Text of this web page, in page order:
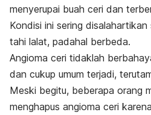
menyerupai buah ceri dan
Kondisi ini sering disalahartikan
tahi lalat, padahal berbeda.
Angioma ceri tidaklah
dan cukup umum terjadi,
Meski begitu, beberapa orang
menghapus angioma ceri